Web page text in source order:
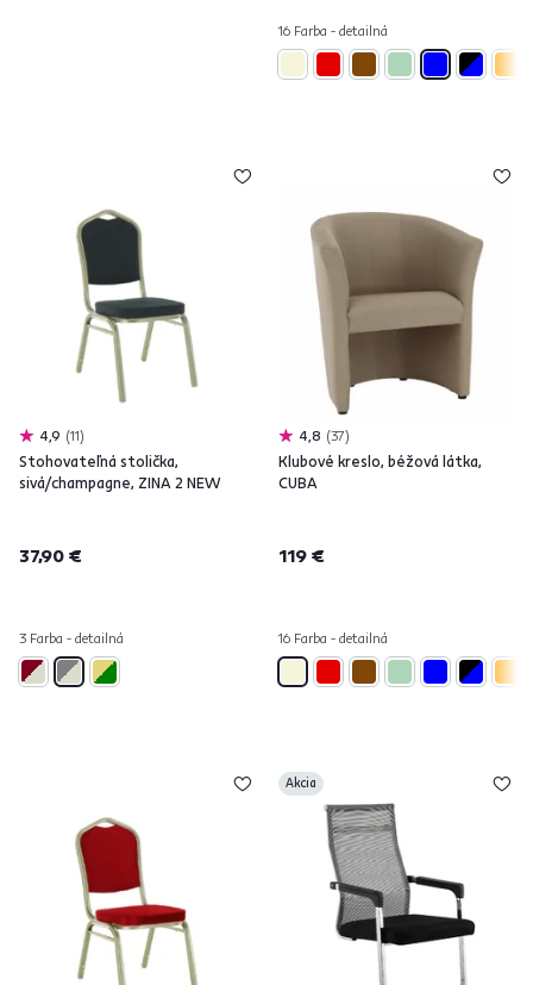
16 Farba - detailná
4,9 11
Stohovateľná stolička,
sivá/champagne, ZINA 2 NEW
37,90 €
3 Farba - detailná
4,8 37
Klubové kreslo, béžová látka,
CUBA
119 €
16 Farba - detailná
Akcia